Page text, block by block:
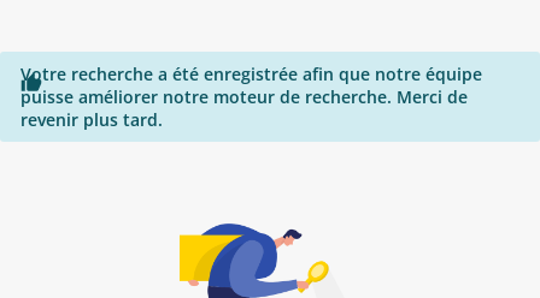

Votre recherche a été enregistrée afin que notre équipe
puisse améliorer notre moteur de recherche. Merci de
revenir plus tard.